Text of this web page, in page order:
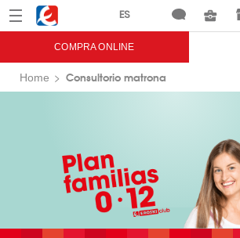
Menú Eroski
COMPRA ONLINE
Home Consultorio matrona